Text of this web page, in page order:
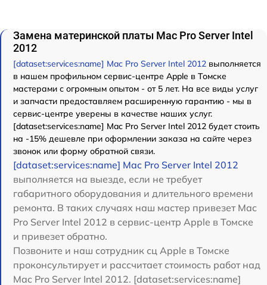
Замена материнской платы Mac Pro Server Intel
2012
[dataset:services:name] Mac Pro Server Intel 2012 выполняется
в нашем профильном сервис-центре Apple в Томске
мастерами с огромным опытом - от 5 лет. На все виды услуг
и запчасти предоставляем расширенную гарантию - мы в
сервис-центре уверены в качестве наших услуг.
[dataset:services:name] Mac Pro Server Intel 2012 будет стоить
на -15% дешевле при оформлении заказа на сайте через
звонок или форму обратной связи.
[dataset:services:name] Mac Pro Server Intel 2012
выполняется на выезде, если не требует
габаритного оборудования и длительного времени
ремонта. В таких случаях наш мастер привезет Mac
Pro Server Intel 2012 в сервис-центр Apple в Томске
и привезет обратно.
Позвоните и наш сотрудник сц Apple в Томске
проконсультирует и рассчитает стоимость работ над
Mac Pro Server Intel 2012. [dataset:services:name]